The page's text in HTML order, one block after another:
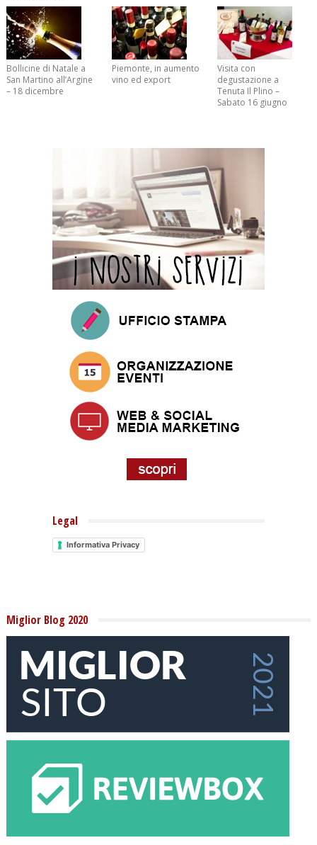
Bollicine di Natale a
San Martino all’Argine
– 18 dicembre
Piemonte, in aumento
vino ed export
Visita con
degustazione a
Tenuta Il Plino –
Sabato 16 giugno
Legal
Informativa Privacy
Miglior Blog 2020